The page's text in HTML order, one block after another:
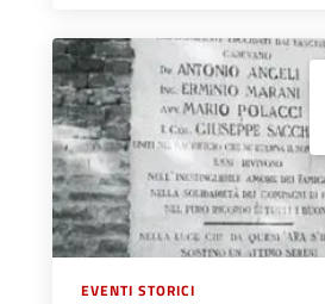
EVENTI STORICI